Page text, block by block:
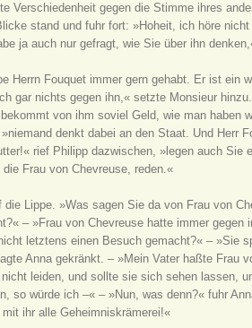
Verschiedenheit gegen die Stimme ihres
stand und fuhr fort: »Hoheit, ich höre
ja auch nur gefragt, wie Sie über ihn
Herrn Fouquet immer gern gehabt. Er ist ein
gar nichts gegen ihn,« setzte Monsieur
von ihm soviel Geld, wie man haben
denkt dabei an den Staat. Und Herr
rief Philipp dazwischen, »legen auch Sie
Frau von Chevreuse, reden.«
Lippe. »Was sagen Sie da von Frau von
– »Frau von Chevreuse hatte immer gegen
letztens einen Besuch gemacht?« – »Sie
Anna gekränkt. – »Mein Vater haßte Frau
leiden, und sollte sie sich sehen lassen,
so würde ich –« – »Nun, was denn?« fuhr
ihr alle Geheimniskrämerei!«